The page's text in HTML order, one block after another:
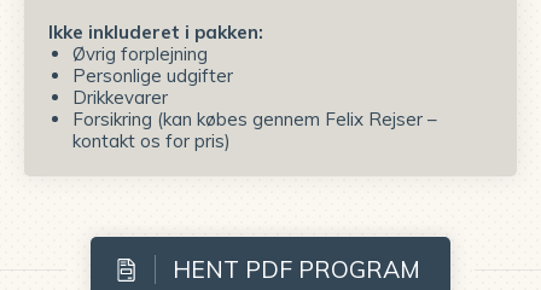
Ikke inkluderet i pakken:
Øvrig forplejning
Personlige udgifter
Drikkevarer
Forsikring (kan købes gennem Felix Rejser –
kontakt os for pris)
HENT PDF PROGRAM